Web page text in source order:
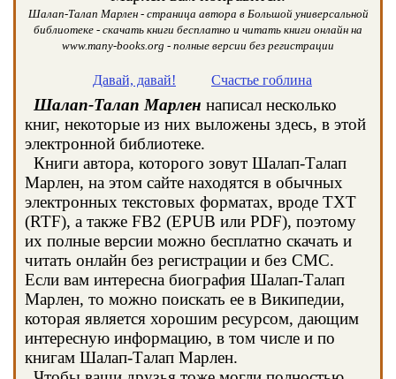
Шалап-Талап Марлен - страница автора в Большой универсальной
библиотеке - скачать книги бесплатно и читать книги онлайн на
www.many-books.org - полные версии без регистрации
Давай, давай! Счастье гоблина
Шалап-Талап Марлен написал несколько
книг, некоторые из них выложены здесь, в этой
электронной библиотеке.
Книги автора, которого зовут Шалап-Талап
Марлен, на этом сайте находятся в обычных
электронных текстовых форматах, вроде TXT
(RTF), а также FB2 (EPUB или PDF), поэтому
их полные версии можно бесплатно скачать и
читать онлайн без регистрации и без СМС.
Если вам интересна биография Шалап-Талап
Марлен, то можно поискать ее в Википедии,
которая является хорошим ресурсом, дающим
интересную информацию, в том числе и по
книгам Шалап-Талап Марлен.